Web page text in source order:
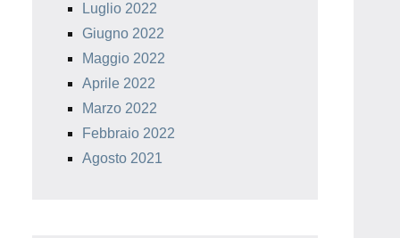
Luglio 2022
Giugno 2022
Maggio 2022
Aprile 2022
Marzo 2022
Febbraio 2022
Agosto 2021